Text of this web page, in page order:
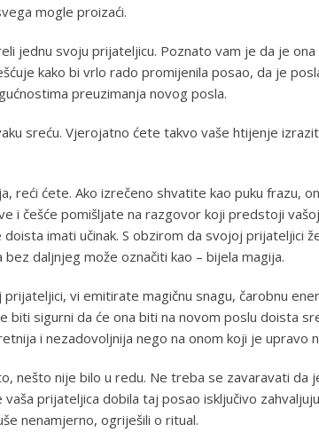
mogle proizaći.
jednu svoju prijateljicu. Poznato vam je da je
kako bi vrlo rado promijenila posao, da je
preuzimanja novog posla.
sreću. Vjerojatno ćete takvo vaše htijenje
reći ćete. Ako izrečeno shvatite kao puku frazu,
i češće pomišljate na razgovor koji predstoji
doista imati učinak. S obzirom da svojoj prijateljici
bez daljnjeg može označiti kao – bijela magija.
vi emitirate magičnu snagu, čarobnu
biti sigurni da će ona biti na novom poslu doista
i nezadovoljnija nego na onom koji je upravo
nešto nije bilo u redu. Ne treba se zavaravati da
vaša prijateljica dobila taj posao isključivo
nenamjerno, ogriješili o ritual.